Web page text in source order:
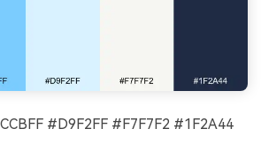
#D9F2FF #F7F7F2 #1F2A44